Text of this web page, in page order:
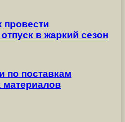
провести
в жаркий сезон
по поставкам
материалов